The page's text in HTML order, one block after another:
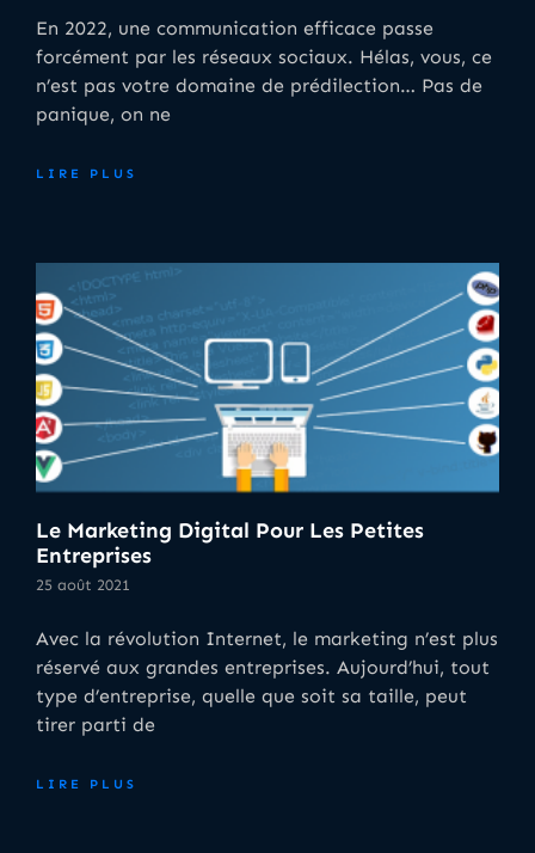
En 2022, une communication efficace passe
forcément par les réseaux sociaux. Hélas, vous, ce
n’est pas votre domaine de prédilection… Pas de
panique, on ne
LIRE PLUS
Le Marketing Digital Pour Les Petites
Entreprises
25 août 2021
Avec la révolution Internet, le marketing n’est plus
réservé aux grandes entreprises. Aujourd’hui, tout
type d’entreprise, quelle que soit sa taille, peut
tirer parti de
LIRE PLUS